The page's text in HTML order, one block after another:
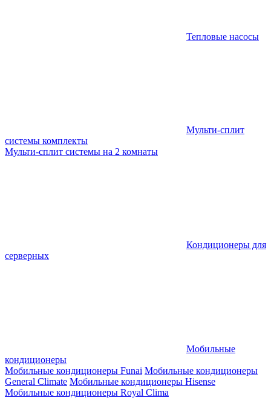
Тепловые насосы
Мульти-сплит
системы комплекты
Мульти-сплит системы на 2 комнаты
Кондиционеры для
серверных
Мобильные
кондиционеры
Мобильные кондиционеры Funai Мобильные кондиционеры
General Climate Мобильные кондиционеры Hisense
Мобильные кондиционеры Royal Clima